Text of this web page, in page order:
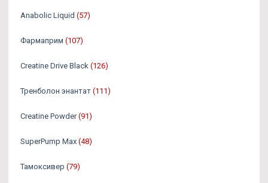
Anabolic Liquid (57)
Фармаприм (107)
Creatine Drive Black (126)
Тренболон энантат (111)
Creatine Powder (91)
SuperPump Max (48)
Тамоксивер (79)